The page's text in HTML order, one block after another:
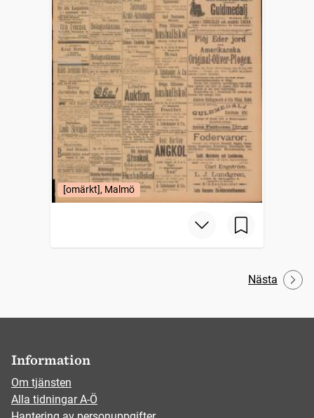
[omärkt], Malmö
Nästa
Information
Om tjänsten
Alla tidningar A-Ö